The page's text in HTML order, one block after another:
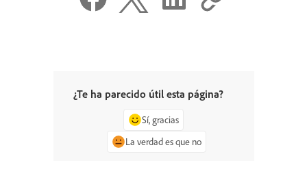
¿Te ha parecido útil esta página?
Sí, gracias
La verdad es que no